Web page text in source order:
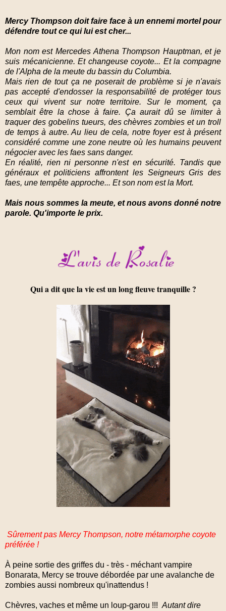
Mercy Thompson doit faire face à un ennemi mortel pour
défendre tout ce qui lui est cher...
Mon nom est Mercedes Athena Thompson Hauptman, et je
suis mécanicienne. Et changeuse coyote... Et la compagne
de l'Alpha de la meute du bassin du Columbia.
Mais rien de tout ça ne poserait de problème si je n'avais
pas accepté d'endosser la responsabilité de protéger tous
ceux qui vivent sur notre territoire. Sur le moment, ça
semblait être la chose à faire. Ça aurait dû se limiter à
traquer des gobelins tueurs, des chèvres zombies et un troll
de temps à autre. Au lieu de cela, notre foyer est à présent
considéré comme une zone neutre où les humains peuvent
négocier avec les faes sans danger.
En réalité, rien ni personne n'est en sécurité. Tandis que
généraux et politiciens affrontent les Seigneurs Gris des
faes, une tempête approche... Et son nom est la Mort.
Mais nous sommes la meute, et nous avons donné notre
parole. Qu'importe le prix.
Qui a dit que la vie est un long fleuve tranquille ?
Sûrement pas Mercy Thompson, notre métamorphe coyote
préférée !
À peine sortie des griffes du - très - méchant vampire
Bonarata, Mercy se trouve débordée par une avalanche de
zombies aussi nombreux qu'inattendus !
Chèvres, vaches et même un loup-garou !!! Autant dire